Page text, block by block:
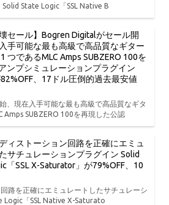
State Logic「SSL Native B
壊セール】Bogren Digitalがセール開
手可能な最も高級で高品質なギター
つであるMLC Amps SUBZERO 100を
ンプシミュレーションプラグイン
82%OFF、17ドル圧倒的過去最安値
、現在入手可能な最も高級で高品質なギタ
Amps SUBZERO 100を再現した公認
ィストーション回路を正確にエミュ
サチュレーションプラグイン Solid
「SSL X-Saturator」が79%OFF、10
路を正確にエミュレートしたサチュレーシ
Logic「SSL Native X-Saturato